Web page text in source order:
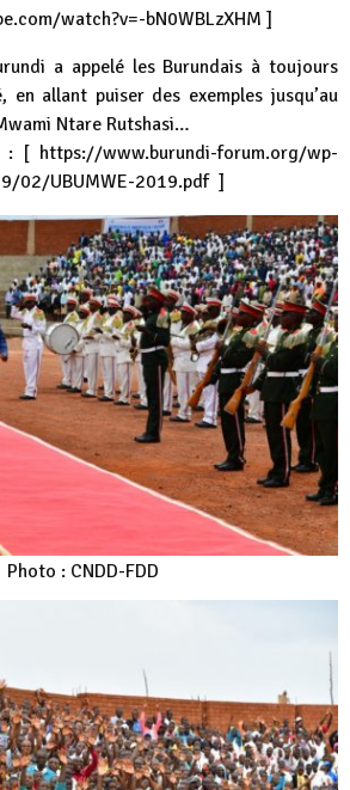
watch?v=-bN0WBLzXHM ]
a appelé les Burundais à toujours
en allant puiser des exemples jusqu’au
Ntare Rutshasi…
: [ https://www.burundi-forum.org/wp-
02/UBUMWE-2019.pdf]
Photo : CNDD-FDD